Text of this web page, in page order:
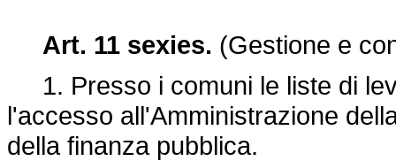
Art. 11 sexies. (Gestione e
1. Presso i comuni le liste di
l'accesso all'Amministrazione
della finanza pubblica.